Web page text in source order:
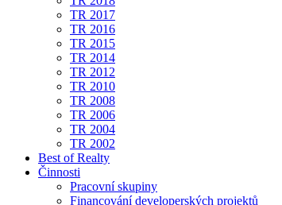
TR 2017
TR 2016
TR 2015
TR 2014
TR 2012
TR 2010
TR 2008
TR 2006
TR 2004
TR 2002
Best of Realty
Činnosti
Pracovní skupiny
Financování developerských projektů